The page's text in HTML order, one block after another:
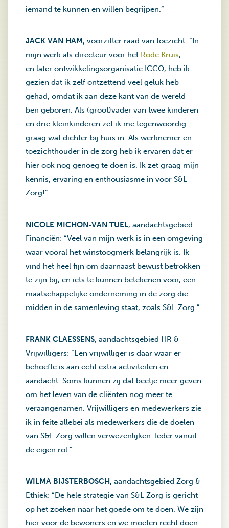
iemand te kunnen en willen begrijpen.”
JACK VAN HAM, voorzitter raad van toezicht: “In
mijn werk als directeur voor het Rode Kruis,
en later ontwikkelingsorganisatie ICCO, heb ik
gezien dat ik zelf ontzettend veel geluk heb
gehad, omdat ik aan deze kant van de wereld
ben geboren. Als (groot)vader van twee kinderen
en drie kleinkinderen zet ik me tegenwoordig
graag wat dichter bij huis in. Als werknemer en
toezichthouder in de zorg heb ik ervaren dat er
hier ook nog genoeg te doen is. Ik zet graag mijn
kennis, ervaring en enthousiasme in voor S&L
Zorg!”
NICOLE MICHON-VAN TUEL, aandachtsgebied
Financiën: “Veel van mijn werk is in een omgeving
waar vooral het winstoogmerk belangrijk is. Ik
vind het heel fijn om daarnaast bewust betrokken
te zijn bij, en iets te kunnen betekenen voor, een
maatschappelijke onderneming in de zorg die
midden in de samenleving staat, zoals S&L Zorg.”
FRANK CLAESSENS, aandachtsgebied HR &
Vrijwilligers: “Een vrijwilliger is daar waar er
behoefte is aan echt extra activiteiten en
aandacht. Soms kunnen zij dat beetje meer geven
om het leven van de cliënten nog meer te
veraangenamen. Vrijwilligers en medewerkers zie
ik in feite allebei als medewerkers die de doelen
van S&L Zorg willen verwezenlijken. Ieder vanuit
de eigen rol.”
WILMA BIJSTERBOSCH, aandachtsgebied Zorg &
Ethiek: “De hele strategie van S&L Zorg is gericht
op het zoeken naar het goede om te doen. We zijn
hier voor de bewoners en we moeten recht doen